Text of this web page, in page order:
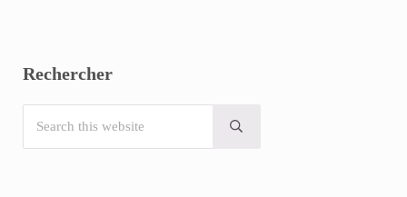
Rechercher
Submit search